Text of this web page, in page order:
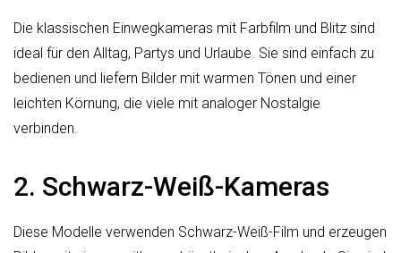
Die klassischen Einwegkameras mit Farbfilm und Blitz sind
ideal für den Alltag, Partys und Urlaube. Sie sind einfach zu
bedienen und liefern Bilder mit warmen Tönen und einer
leichten Körnung, die viele mit analoger Nostalgie
verbinden.
2. Schwarz-Weiß-Kameras
Diese Modelle verwenden Schwarz-Weiß-Film und erzeugen